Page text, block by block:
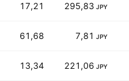
17,21 295,83 JPY
61,68 7,81 JPY
13,34 221,06 JPY